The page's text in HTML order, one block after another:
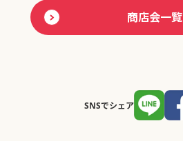
商店会一覧
SNSでシェア